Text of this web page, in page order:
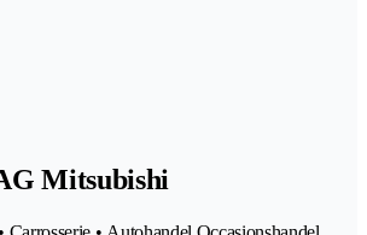
Mitsubishi